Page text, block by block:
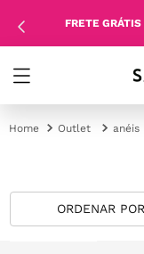
FRETE GRÁTIS
Outlet anéis